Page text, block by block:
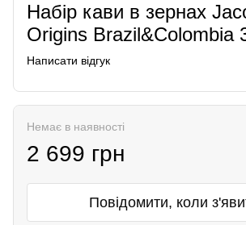
Набір кави в зернах
Origins Brazil&Colombia
Написати відгук
Немає в наявності
2 699 грн
Повідомити, коли